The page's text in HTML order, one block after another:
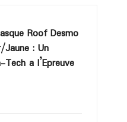
Roof Desmo
Jaune : Un
a l’Epreuve